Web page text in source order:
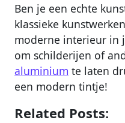
Ben je een echte
klassieke
moderne interieur in
om schilderijen of
aluminium te laten
een modern tintje!
Related Posts: